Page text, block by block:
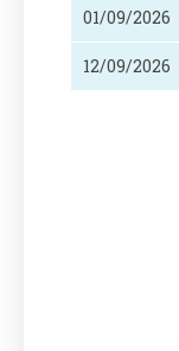
01/09/2026
12/09/2026